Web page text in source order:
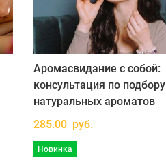
Аромасвидание с собой:
консультация по подбору
натуральных ароматов
285.00 руб.
Новинка